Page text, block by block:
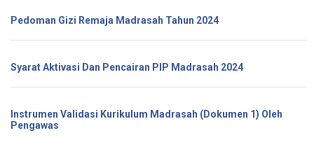
Pedoman Gizi Remaja Madrasah Tahun 2024
Syarat Aktivasi Dan Pencairan PIP Madrasah 2024
Instrumen Validasi Kurikulum Madrasah (Dokumen 1) Oleh
Pengawas